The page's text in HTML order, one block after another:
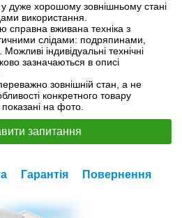
дуже хорошому зовнішньому стані
використання.
справна вживана техніка з
слідами: подряпинами,
індивідуальні технічні
зазначаються в описі
зовнішній стан, а не
конкретного товару
показані на фото.
запитання
Гарантія Повернення